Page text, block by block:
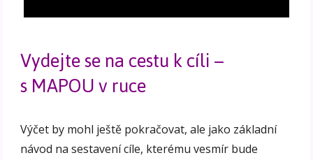
Vydejte se na cestu k cíli –
s MAPOU v ruce
Výčet by mohl ještě pokračovat, ale jako základní
návod na sestavení cíle, kterému vesmír bude